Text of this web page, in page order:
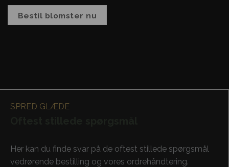
Bestil blomster nu
SPRED GLÆDE
Her kan du finde svar på de oftest stillede spørgsmål
vedrørende bestilling og vores ordrehåndtering.